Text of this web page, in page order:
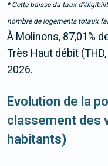
* Cette baisse du taux
nombre de logements totaux
À Molinons, 87,01%
Très Haut débit
2026.
Evolution de la
classement des
habitants)